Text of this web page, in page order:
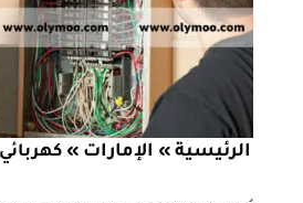
الرئيسية » الإمارات »